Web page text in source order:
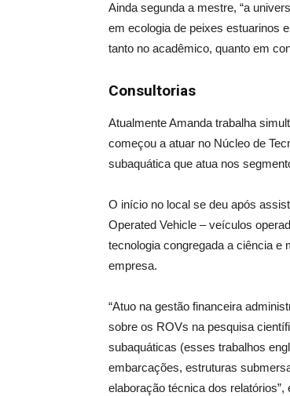
Ainda segunda a mestre, “a
em ecologia de peixes estuarinos
tanto no acadêmico, quanto em
Consultorias
Atualmente Amanda trabalha
começou a atuar no Núcleo de
subaquática que atua nos
O início no local se deu após
Operated Vehicle – veículos
tecnologia congregada a ciência e
empresa.
“Atuo na gestão financeira
sobre os ROVs na pesquisa
subaquáticas (esses trabalhos
embarcações, estruturas
elaboração técnica dos relatórios”,